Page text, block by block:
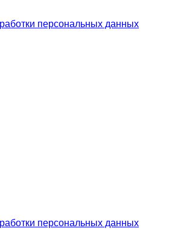
персональных данных
персональных данных